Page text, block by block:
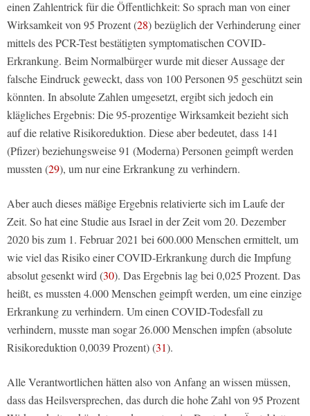
einen Zahlentrick für die Öffentlichkeit: So sprach man von einer
Wirksamkeit von 95 Prozent (28) bezüglich der Verhinderung einer
mittels des PCR-Test bestätigten symptomatischen COVID-
Erkrankung. Beim Normalbürger wurde mit dieser Aussage der
falsche Eindruck geweckt, dass von 100 Personen 95 geschützt sein
könnten. In absolute Zahlen umgesetzt, ergibt sich jedoch ein
klägliches Ergebnis: Die 95-prozentige Wirksamkeit bezieht sich
auf die relative Risikoreduktion. Diese aber bedeutet, dass 141
(Pfizer) beziehungsweise 91 (Moderna) Personen geimpft werden
mussten (29), um nur eine Erkrankung zu verhindern.
Aber auch dieses mäßige Ergebnis relativierte sich im Laufe der
Zeit. So hat eine Studie aus Israel in der Zeit vom 20. Dezember
2020 bis zum 1. Februar 2021 bei 600.000 Menschen ermittelt, um
wie viel das Risiko einer COVID-Erkrankung durch die Impfung
absolut gesenkt wird (30). Das Ergebnis lag bei 0,025 Prozent. Das
heißt, es mussten 4.000 Menschen geimpft werden, um eine einzige
Erkrankung zu verhindern. Um einen COVID-Todesfall zu
verhindern, musste man sogar 26.000 Menschen impfen (absolute
Risikoreduktion 0,0039 Prozent) (31).
Alle Verantwortlichen hätten also von Anfang an wissen müssen,
dass das Heilsversprechen, das durch die hohe Zahl von 95 Prozent